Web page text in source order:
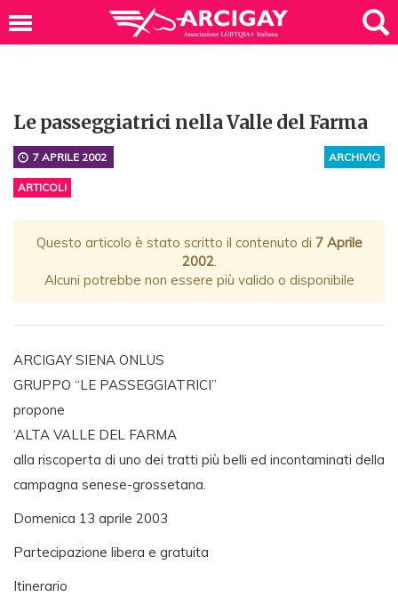
Le passeggiatrici nella Valle del Farma
ARCHIVIO
7 APRILE 2002
ARTICOLI
Questo articolo è stato scritto il contenuto di 7 Aprile
2002.
Alcuni potrebbe non essere più valido o disponibile
ARCIGAY SIENA ONLUS
GRUPPO “LE PASSEGGIATRICI”
propone
‘ALTA VALLE DEL FARMA
alla riscoperta di uno dei tratti più belli ed incontaminati della
campagna senese-grossetana.
Domenica 13 aprile 2003
Partecipazione libera e gratuita
Itinerario